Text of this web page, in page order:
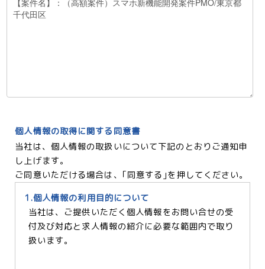
個人情報の取得に関する同意書
当社は、個人情報の取扱いについて下記のとおりご通知申
し上げます。
ご同意いただける場合は、｢同意する｣を押してください。
1.個人情報の利用目的について
当社は、ご提供いただく個人情報をお問い合せの受
付及び対応と求人情報の紹介に必要な範囲内で取り
扱います。